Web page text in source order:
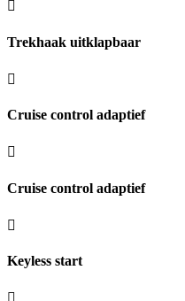
Trekhaak uitklapbaar
Cruise control adaptief
Cruise control adaptief
Keyless start